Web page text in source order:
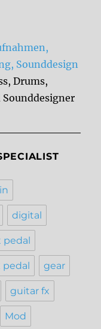
Sounddesign
Drums,
digital
pedal
pedal gear
guitar fx
Mod